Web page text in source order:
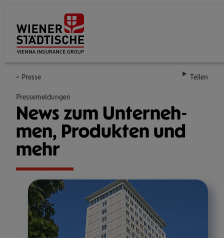
Presse Teilen
Pressemeldungen
News zum Unter­neh­
men, Pro­duk­ten und
mehr